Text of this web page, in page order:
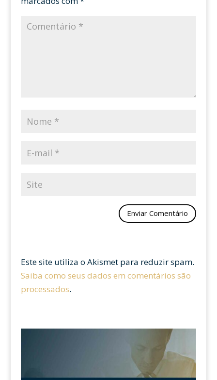
Este site utiliza o Akismet para reduzir spam.
Saiba como seus dados em comentários são
processados.